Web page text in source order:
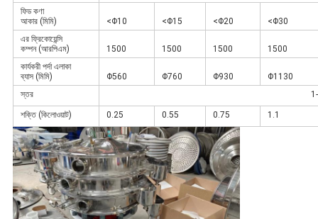
ফিড কণা
আকার (মিমি)
<Φ10 <Φ15 <Φ20
<Φ30
এর ফ্রিকোয়েন্সি
কম্পন (আরপিএম)
1500 1500 1500
1500
কার্যকরী পর্দা এলাকা
ব্যাস (মিমি)
Φ560 Φ760 Φ930
Φ1130
স্তর
শক্তি (কিলোওয়াট) 0.25 0.55 0.75 1.1